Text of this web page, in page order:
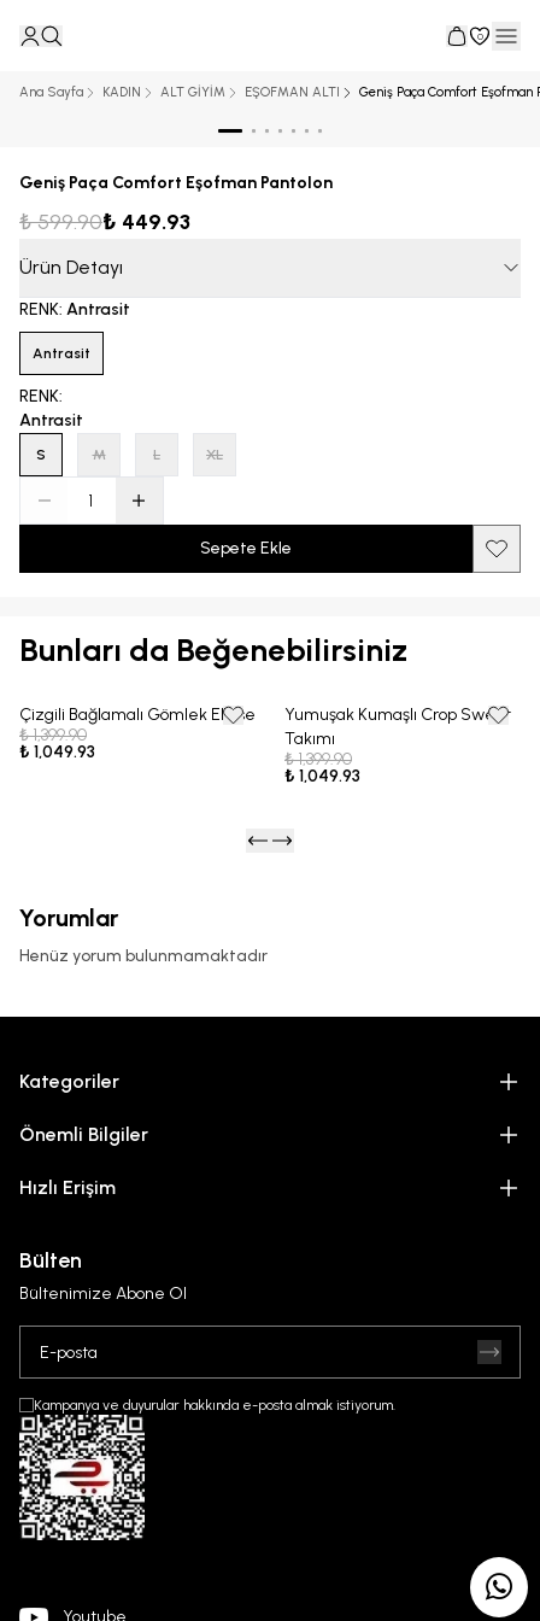
0
Ana Sayfa KADIN ALT GİYİM EŞOFMAN ALTI Geniş Paça Comfort Eşofman
Geniş Paça Comfort Eşofman Pantolon
₺ 599.90₺ 449.93
Ürün Detayı
RENK: Antrasit
Antrasit
RENK:
Antrasit
S M L XL
Sepete Ekle
Bunları da Beğenebilirsiniz
25% OFF
Çizgili Bağlamalı Gömlek Elbise
₺ 1,399.90
₺ 1,049.93
25% OFF
Yumuşak Kumaşlı Crop Sweat
Takımı
₺ 1,399.90
₺ 1,049.93
Yorumlar
Henüz yorum bulunmamaktadır
Kategoriler
Önemli Bilgiler
Hızlı Erişim
Bülten
Bültenimize Abone Ol
Kampanya ve duyurular hakkında e-posta almak istiyorum.
Youtube